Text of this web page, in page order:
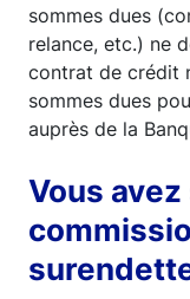
sommes dues
relance, etc.) ne
contrat de crédit
sommes dues
auprès de la
Vous